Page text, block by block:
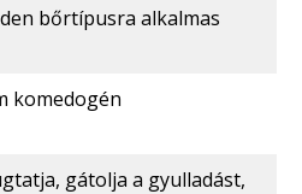
bőrtípusra alkalmas
komedogén
gátolja a gyulladást,